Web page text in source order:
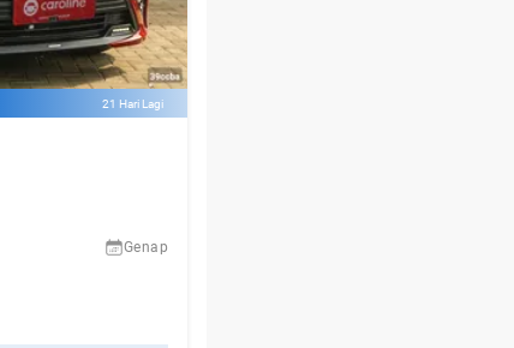
21 Hari Lagi
Genap